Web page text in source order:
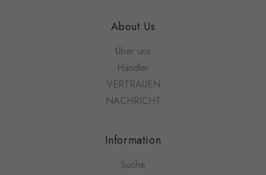
About Us
Über uns
Händler
VERTRAUEN
NACHRICHT
Information
Suche